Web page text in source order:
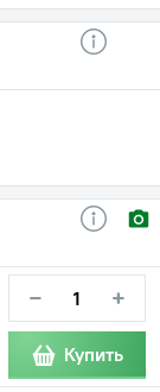
− +
Купить